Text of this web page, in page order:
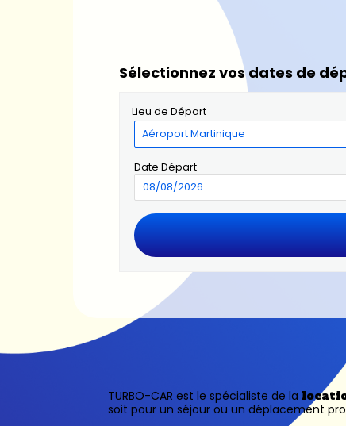
Sélectionnez vos dates de
Lieu de Départ
Date Départ
TURBO-CAR est le spécialiste de la
soit pour un séjour ou un déplacement